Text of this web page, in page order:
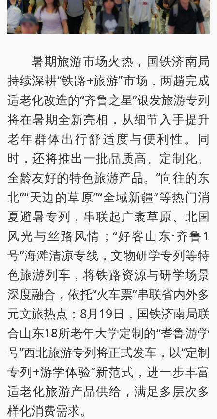
暑期旅游市场火热，国铁济南局
持续深耕“铁路+旅游”市场，两趟完成
适老化改造的“齐鲁之星”银发旅游专列
将在暑期全新亮相，从细节入手提升
老年群体出行舒适度与便利性。同
时，还将推出一批品质高、定制化、
全龄友好的特色旅游产品。“向往的东
北”“天边的草原”“全域新疆”等热门消
夏避暑专列，串联起广袤草原、北国
风光与丝路风情；“好客山东·齐鲁1
号”海滩清凉专线，文物研学专列等特
色旅游列车，将铁路资源与研学场景
深度融合，依托“火车票”串联省内外多
元文旅热点；8月19日，国铁济南局联
合山东18所老年大学定制的“耆鲁游学
号”西北旅游专列将正式发车，以“定制
专列+游学体验”新范式，进一步丰富
适老化旅游产品供给，满足多层次多
样化消费需求。